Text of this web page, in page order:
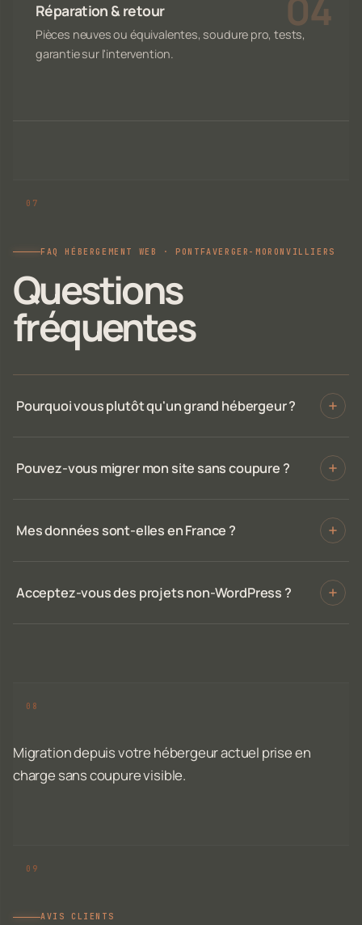
Réparation & retour
Pièces neuves ou équivalentes, soudure pro, tests,
garantie sur l'intervention.
FAQ HÉBERGEMENT WEB · PONTFAVERGER-MORONVILLIERS
Questions
fréquentes
Pourquoi vous plutôt qu'un grand hébergeur ?
Pouvez-vous migrer mon site sans coupure ?
Mes données sont-elles en France ?
Acceptez-vous des projets non-WordPress ?
Migration depuis votre hébergeur actuel prise en
charge sans coupure visible.
AVIS CLIENTS